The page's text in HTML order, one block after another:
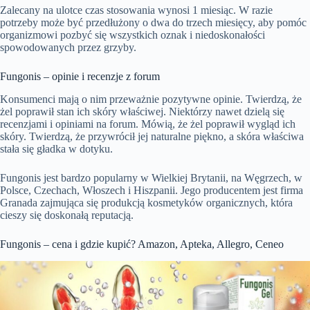
Zalecany na ulotce czas stosowania wynosi 1 miesiąc. W razie
potrzeby może być przedłużony o dwa do trzech miesięcy, aby pomóc
organizmowi pozbyć się wszystkich oznak i niedoskonałości
spowodowanych przez grzyby.
Fungonis – opinie i recenzje z forum
Konsumenci mają o nim przeważnie pozytywne opinie. Twierdzą, że
żel poprawił stan ich skóry właściwej. Niektórzy nawet dzielą się
recenzjami i opiniami na forum. Mówią, że żel poprawił wygląd ich
skóry. Twierdzą, że przywrócił jej naturalne piękno, a skóra właściwa
stała się gładka w dotyku.
Fungonis jest bardzo popularny w Wielkiej Brytanii, na Węgrzech, w
Polsce, Czechach, Włoszech i Hiszpanii. Jego producentem jest firma
Granada zajmująca się produkcją kosmetyków organicznych, która
cieszy się doskonałą reputacją.
Fungonis – cena i gdzie kupić? Amazon, Apteka, Allegro, Ceneo